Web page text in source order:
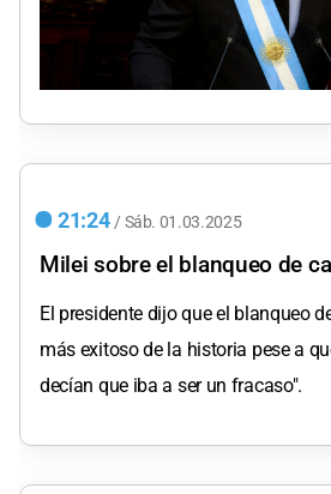
21:24 / Sáb. 01.03.2025
Milei sobre el blanqueo de
El presidente dijo que el blanqueo
más exitoso de la historia pese a
decían que iba a ser un fracaso".